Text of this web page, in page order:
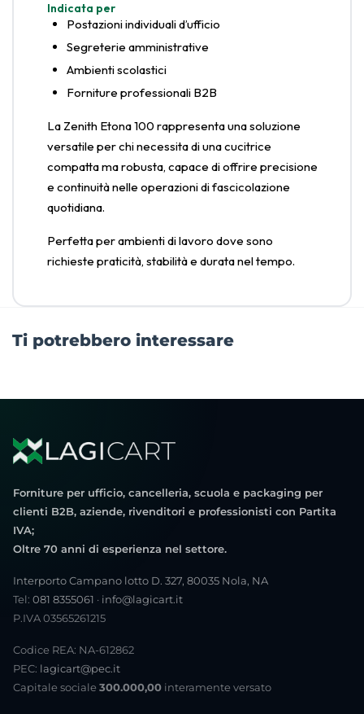
Indicata per
Postazioni individuali d’ufficio
Segreterie amministrative
Ambienti scolastici
Forniture professionali B2B
La Zenith Etona 100 rappresenta una soluzione
versatile per chi necessita di una cucitrice
compatta ma robusta, capace di offrire precisione
e continuità nelle operazioni di fascicolazione
quotidiana.
Perfetta per ambienti di lavoro dove sono
richieste praticità, stabilità e durata nel tempo.
Ti potrebbero interessare
Forniture per ufficio, cancelleria, scuola e packaging per
clienti B2B, aziende, rivenditori e professionisti con Partita
IVA;
Oltre 70 anni di esperienza nel settore.
Interporto Campano lotto D. 327, 80035 Nola, NA
Tel: 081 8355061 · info@lagicart.it
P.IVA 03565261215
Codice REA: NA-612862
PEC: lagicart@pec.it
Capitale sociale 300.000,00 interamente versato